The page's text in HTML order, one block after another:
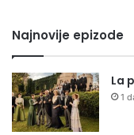
Najnovije epizode
La
1